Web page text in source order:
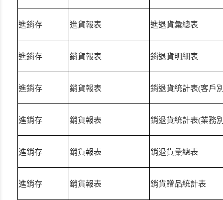
進銷存 進貨報表 進退貨彙總表
進銷存 銷貨報表 銷退貨明細表
進銷存 銷貨報表 銷退貨統計表(客戶
進銷存 銷貨報表 銷退貨統計表(業務
進銷存 銷貨報表 銷退貨彙總表
進銷存 銷貨報表 銷貨贈品統計表